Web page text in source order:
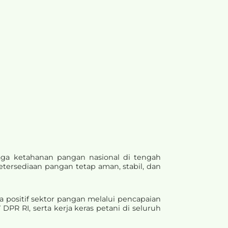
ketahanan pangan nasional di tengah
pangan tetap aman, stabil, dan
positif sektor pangan melalui pencapaian
RI, serta kerja keras petani di seluruh